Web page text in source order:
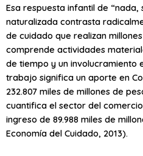
Esa respuesta infantil de “nada,
naturalizada contrasta
de cuidado que realizan
comprende actividades
de tiempo y un involucramiento
trabajo significa un aporte en
232.807 miles de millones de
cuantifica el sector del
ingreso de 89.988 miles de
Economía del Cuidado, 2013).